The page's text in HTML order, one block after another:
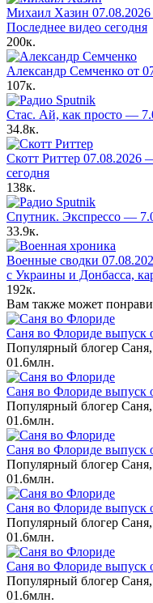
Михаил Хазин
Последнее видео сегодня
200к.
Александр Семченко от
107к.
Стас. Ай, как просто —
34.8к.
Скотт Риттер 07.08.2026
сегодня
138к.
Спутник. Экспрессо —
33.9к.
Военные сводки
с Украины и Донбасса,
192к.
Вам также может
Саня во Флориде выпуск
Популярный блогер
01.6млн.
Саня во Флориде выпуск
Популярный блогер
01.6млн.
Саня во Флориде выпуск
Популярный блогер
01.6млн.
Саня во Флориде выпуск
Популярный блогер
01.6млн.
Саня во Флориде выпуск
Популярный блогер
01.6млн.